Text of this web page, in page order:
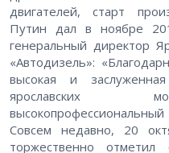
двигателей, старт
Путин дал в ноябре
генеральный директор
«Автодизель»:
высокая и
ярославских
Совсем недавно, 20
торжественно